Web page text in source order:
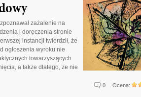
zażalenie na
i doręczenia stronie
instancji twierdził, że
ogłoszenia wyroku nie
towarzyszących
a także dlatego, że nie
0 Ocena: